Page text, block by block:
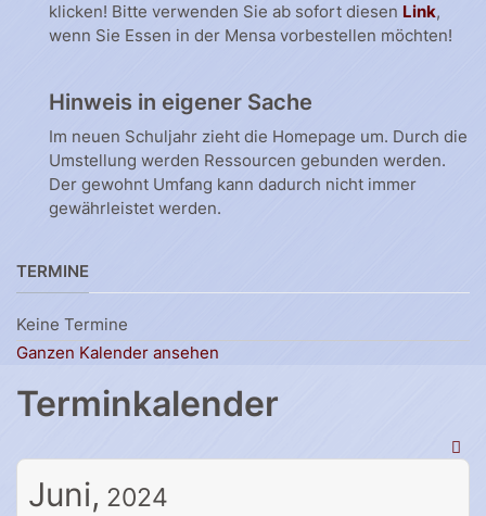
klicken! Bitte verwenden Sie ab sofort diesen Link,
wenn Sie Essen in der Mensa vorbestellen möchten!
Hinweis in eigener Sache
Im neuen Schuljahr zieht die Homepage um. Durch die
Umstellung werden Ressourcen gebunden werden.
Der gewohnt Umfang kann dadurch nicht immer
gewährleistet werden.
TERMINE
Keine Termine
Ganzen Kalender ansehen
Terminkalender
Juni, 2024